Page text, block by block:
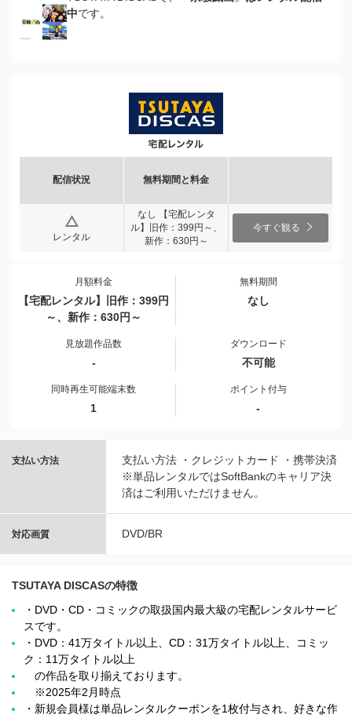
中です。
配信状況 無料期間と料金
レンタル
なし 【宅配レンタ
ル】旧作：399円～、
新作：630円～
今すぐ観る
月額料金
【宅配レンタル】旧作：399円
～、新作：630円～
無料期間
なし
見放題作品数
-
ダウンロード
不可能
同時再生可能端末数
1
ポイント付与
-
支払い方法
支払い方法 ・クレジットカード ・携帯決済
※単品レンタルではSoftBankのキャリア決
済はご利用いただけません。
対応画質 DVD/BR
TSUTAYA DISCASの特徴
・DVD・CD・コミックの取扱国内最大級の宅配レンタルサービ
スです。
・DVD：41万タイトル以上、CD：31万タイトル以上、コミッ
ク：11万タイトル以上
の作品を取り揃えております。
※2025年2月時点
・新規会員様は単品レンタルクーポンを1枚付与され、好きな作